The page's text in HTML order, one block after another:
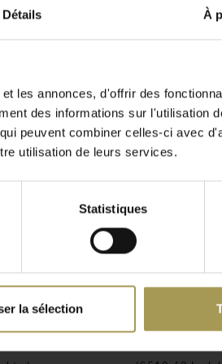
Détails À
les annonces, d'offrir des
des informations sur l'utilisation
peuvent combiner celles-ci avec
utilisation de leurs services.
Statistiques
la sélection
chêne